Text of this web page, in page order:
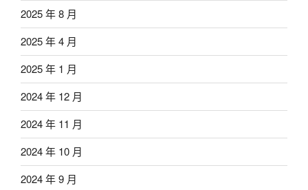
2025 年 8 月
2025 年 4 月
2025 年 1 月
2024 年 12 月
2024 年 11 月
2024 年 10 月
2024 年 9 月